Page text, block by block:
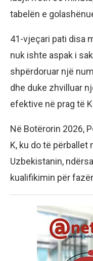
tabelën e
41-vjeçari pati disa
nuk ishte aspak i
shpërdoruar një
dhe duke zhvilluar
efektive në prag të
Në Botërorin 2026,
K, ku do të përballet
Uzbekistanin,
kualifikimin për